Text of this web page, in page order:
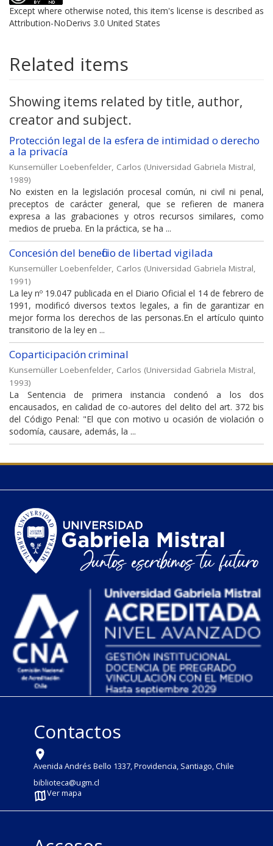
Except where otherwise noted, this item's license is described as
Attribution-NoDerivs 3.0 United States
Related items
Showing items related by title, author,
creator and subject.
Protección legal de la esfera de intimidad o derecho
a la privacía
Kunsemüller Loebenfelder, Carlos (Universidad Gabriela Mistral,
1989)
No existen en la legislación procesal común, ni civil ni penal,
preceptos de carácter general, que se refieren de manera
expresa a las grabaciones y otros recursos similares, como
medios de prueba. En la práctica, se ha ...
Concesión del beneficio de libertad vigilada
Kunsemüller Loebenfelder, Carlos (Universidad Gabriela Mistral,
1991)
La ley nº 19.047 publicada en el Diario Oficial el 14 de febrero de
1991, modificó diversos textos legales, a fin de garantizar en
mejor forma los derechos de las personas.En el artículo quinto
transitorio de la ley en ...
Coparticipación criminal
Kunsemüller Loebenfelder, Carlos (Universidad Gabriela Mistral,
1993)
La Sentencia de primera instancia condenó a los dos
encausados, en calidad de co-autores del delito del art. 372 bis
del Código Penal: "El que con motivo u ocasión de violación o
sodomía, causare, además, la ...
Contactos
Avenida Andrés Bello 1337, Providencia, Santiago, Chile
biblioteca@ugm.cl
Ver mapa